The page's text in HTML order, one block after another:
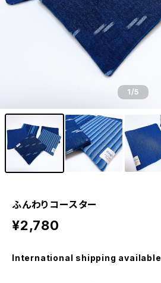
1/5
ふんわりコースター
¥2,780
International shipping available